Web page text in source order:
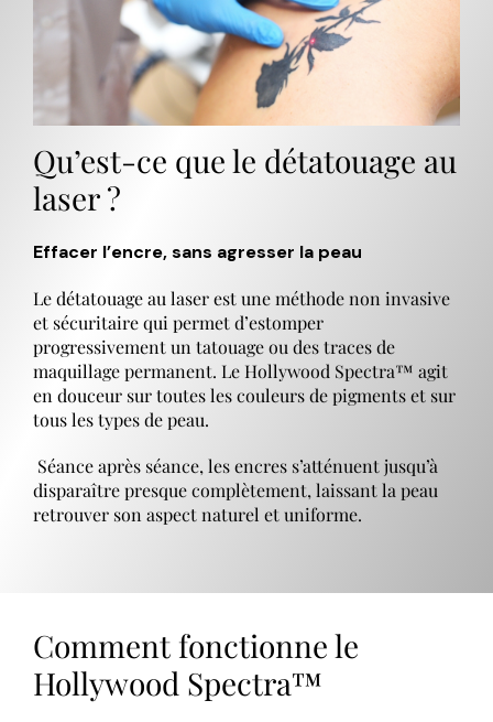
Qu’est-ce que le détatouage au
laser ?
Effacer l’encre, sans agresser la peau
Le détatouage au laser est une méthode non invasive
et sécuritaire qui permet d’estomper
progressivement un tatouage ou des traces de
maquillage permanent. Le Hollywood Spectra™ agit
en douceur sur toutes les couleurs de pigments et sur
tous les types de peau.
Séance après séance, les encres s’atténuent jusqu’à
disparaître presque complètement, laissant la peau
retrouver son aspect naturel et uniforme.
Comment fonctionne le
Hollywood Spectra™